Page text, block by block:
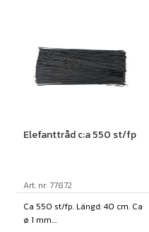
Elefanttråd c:a 550 st/fp
Art. nr: 77872
Ca 550 st/fp. Längd: 40 cm. Ca
ø 1 mm....